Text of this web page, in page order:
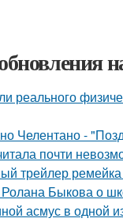
реального
Челентано -
почти
трейлер ремейка
Быкова о
асмус в одной